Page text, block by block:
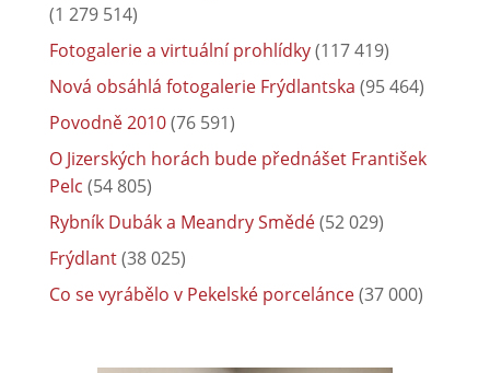
(1 279 514)
Fotogalerie a virtuální prohlídky(117 419)
Nová obsáhlá fotogalerie Frýdlantska (95 464)
Povodně 2010(76 591)
O Jizerských horách bude přednášet František
Pelc (54 805)
Rybník Dubák a Meandry Smědé(52 029)
Frýdlant(38 025)
Co se vyrábělo v Pekelské porcelánce(37 000)